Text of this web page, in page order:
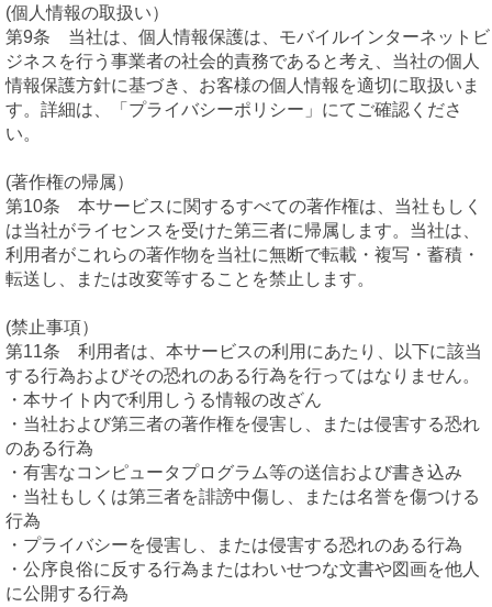
(個人情報の取扱い）
第9条 当社は、個人情報保護は、モバイルインターネットビ
ジネスを行う事業者の社会的責務であると考え、当社の個人
情報保護方針に基づき、お客様の個人情報を適切に取扱いま
す。詳細は、「プライバシーポリシー」にてご確認くださ
い。
(著作権の帰属）
第10条 本サービスに関するすべての著作権は、当社もしく
は当社がライセンスを受けた第三者に帰属します。当社は、
利用者がこれらの著作物を当社に無断で転載・複写・蓄積・
転送し、または改変等することを禁止します。
(禁止事項）
第11条 利用者は、本サービスの利用にあたり、以下に該当
する行為およびその恐れのある行為を行ってはなりません。
・本サイト内で利用しうる情報の改ざん
・当社および第三者の著作権を侵害し、または侵害する恐れ
のある行為
・有害なコンピュータプログラム等の送信および書き込み
・当社もしくは第三者を誹謗中傷し、または名誉を傷つける
行為
・プライバシーを侵害し、または侵害する恐れのある行為
・公序良俗に反する行為またはわいせつな文書や図画を他人
に公開する行為